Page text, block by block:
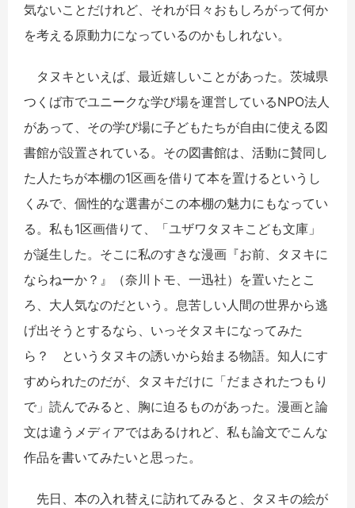
気ないことだけれど、それが日々おもしろがって何か
を考える原動力になっているのかもしれない。
タヌキといえば、最近嬉しいことがあった。茨城県
つくば市でユニークな学び場を運営しているNPO法人
があって、その学び場に子どもたちが自由に使える図
書館が設置されている。その図書館は、活動に賛同し
た人たちが本棚の1区画を借りて本を置けるというし
くみで、個性的な選書がこの本棚の魅力にもなってい
る。私も1区画借りて、「ユザワタヌキこども文庫」
が誕生した。そこに私のすきな漫画『お前、タヌキに
ならねーか？』（奈川トモ、一迅社）を置いたとこ
ろ、大人気なのだという。息苦しい人間の世界から逃
げ出そうとするなら、いっそタヌキになってみた
ら？ というタヌキの誘いから始まる物語。知人にす
すめられたのだが、タヌキだけに「だまされたつもり
で」読んでみると、胸に迫るものがあった。漫画と論
文は違うメディアではあるけれど、私も論文でこんな
作品を書いてみたいと思った。
先日、本の入れ替えに訪れてみると、タヌキの絵が